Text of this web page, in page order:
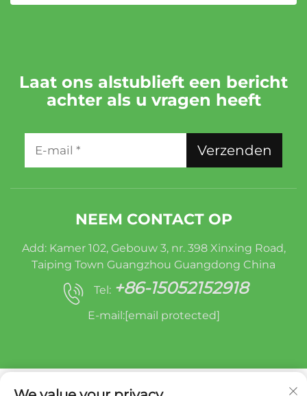
Laat ons alstublieft een bericht
achter als u vragen heeft
Verzenden
NEEM CONTACT OP
Add: Kamer 102, Gebouw 3, nr. 398 Xinxing Road,
Taiping Town Guangzhou Guangdong China
Tel: +86-15052152918
E-mail:[email protected]